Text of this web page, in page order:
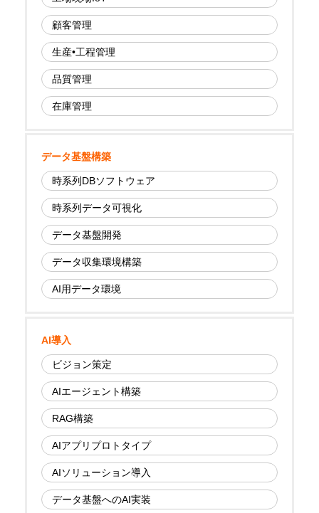
顧客管理
生産•工程管理
品質管理
在庫管理
データ基盤構築
時系列DBソフトウェア
時系列データ可視化
データ基盤開発
データ収集環境構築
AI用データ環境
AI導入
ビジョン策定
AIエージェント構築
RAG構築
AIアプリプロトタイプ
AIソリューション導入
データ基盤へのAI実装